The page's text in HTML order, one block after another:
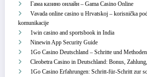
Гама казино онлайн – Gama Casino Online
Vavada online casino u Hrvatskoj – korisnička
komunikacije
1win casino and sportsbook in India
Ninewin App Security Guide
1Go Casino Deutschland – Schritte und
Cleobetra Casino in Deutschland: Bonus,
1Go Casino Erfahrungen: Schritt‑für‑Schritt zur